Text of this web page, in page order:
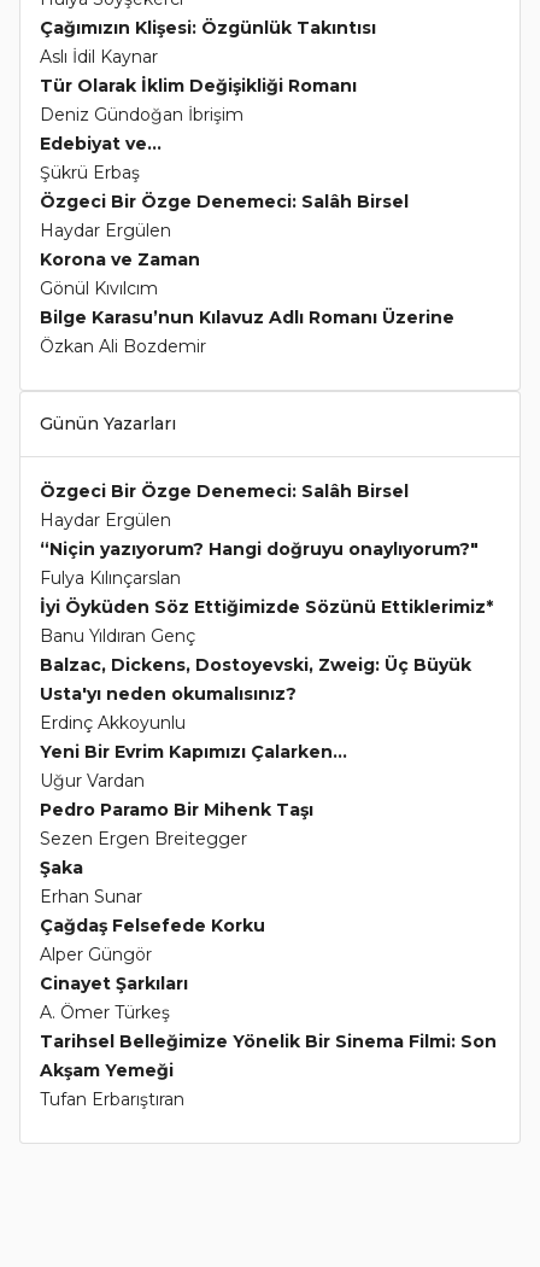
Çağımızın Klişesi: Özgünlük Takıntısı
Aslı İdil Kaynar
Tür Olarak İklim Değişikliği Romanı
Deniz Gündoğan İbrişim
Edebiyat ve...
Şükrü Erbaş
Özgeci Bir Özge Denemeci: Salâh Birsel
Haydar Ergülen
Korona ve Zaman
Gönül Kıvılcım
Bilge Karasu’nun Kılavuz Adlı Romanı Üzerine
Özkan Ali Bozdemir
Günün Yazarları
Özgeci Bir Özge Denemeci: Salâh Birsel
Haydar Ergülen
“Niçin yazıyorum? Hangi doğruyu onaylıyorum?"
Fulya Kılınçarslan
İyi Öyküden Söz Ettiğimizde Sözünü Ettiklerimiz*
Banu Yıldıran Genç
Balzac, Dickens, Dostoyevski, Zweig: Üç Büyük
Usta'yı neden okumalısınız?
Erdinç Akkoyunlu
Yeni Bir Evrim Kapımızı Çalarken...
Uğur Vardan
Pedro Paramo Bir Mihenk Taşı
Sezen Ergen Breitegger
Şaka
Erhan Sunar
Çağdaş Felsefede Korku
Alper Güngör
Cinayet Şarkıları
A. Ömer Türkeş
Tarihsel Belleğimize Yönelik Bir Sinema Filmi: Son
Akşam Yemeği
Tufan Erbarıştıran